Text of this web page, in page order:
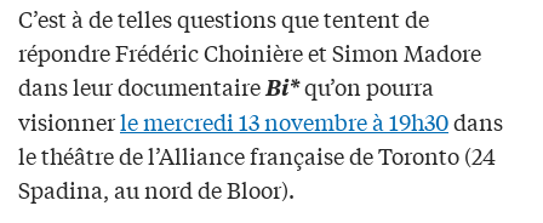
C’est à de telles questions que tentent de
répondre Frédéric Choinière et Simon Madore
dans leur documentaire Bi*qu’on pourra
visionnerle mercredi 13 novembre à 19h30dans
le théâtre de l’Alliance française de Toronto (24
Spadina, au nord de Bloor).